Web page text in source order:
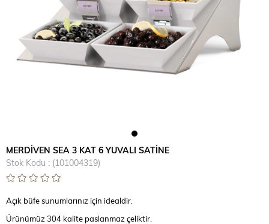
MERDİVEN SEA 3 KAT 6 YUVALI SATİNE
Stok Kodu
(101004319)
Açık büfe sunumlarınız için idealdir.
Ürünümüz 304 kalite paslanmaz çeliktir.